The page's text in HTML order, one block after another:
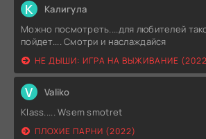
К Калигула
Можно посмотреть....для любителей
пойдет.... Смотри и наслаждайся
НЕ ДЫШИ: ИГРА НА ВЫЖИВАНИЕ
V Valiko
Klass..... Wsem smotret
ПЛОХИЕ ПАРНИ (2022)